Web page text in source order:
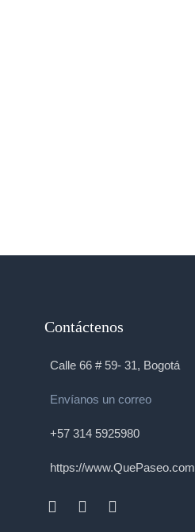
Contáctenos
Calle 66 # 59- 31, Bogotá
Envíanos un correo
+57 314 5925980
https://www.QuePaseo.com